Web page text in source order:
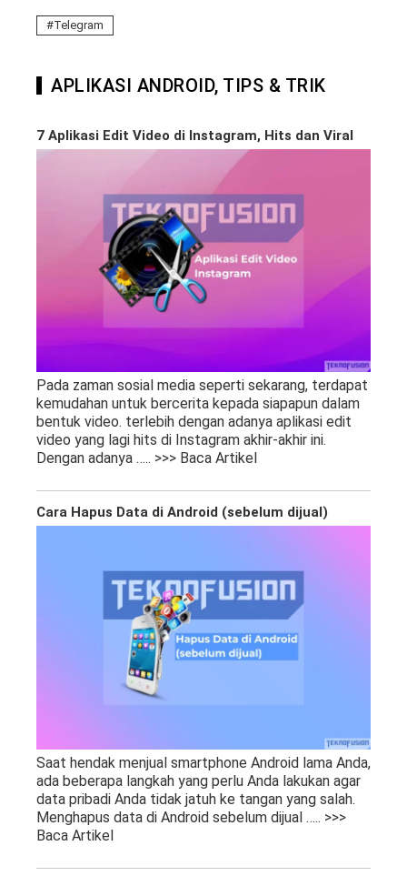
Telegram
APLIKASI ANDROID, TIPS & TRIK
7 Aplikasi Edit Video di Instagram, Hits dan Viral
Pada zaman sosial media seperti sekarang, terdapat
kemudahan untuk bercerita kepada siapapun dalam
bentuk video. terlebih dengan adanya aplikasi edit
video yang lagi hits di Instagram akhir-akhir ini.
Dengan adanya ….. >>> Baca Artikel
Cara Hapus Data di Android (sebelum dijual)
Saat hendak menjual smartphone Android lama Anda,
ada beberapa langkah yang perlu Anda lakukan agar
data pribadi Anda tidak jatuh ke tangan yang salah.
Menghapus data di Android sebelum dijual ….. >>>
Baca Artikel